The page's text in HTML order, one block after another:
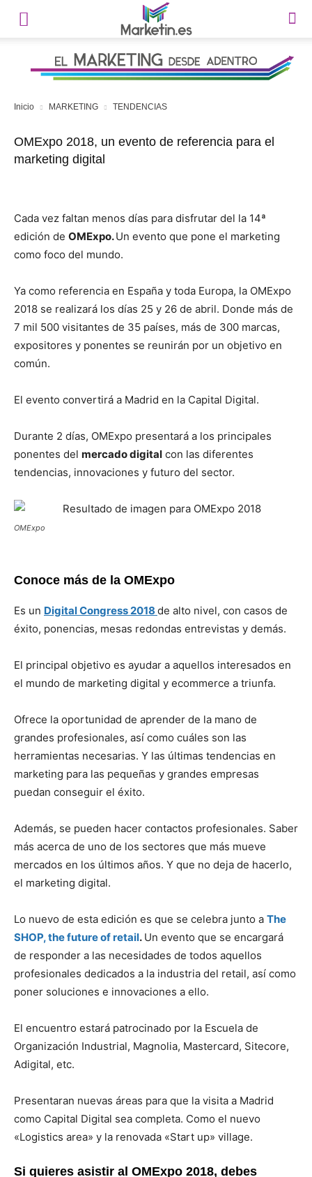
Inicio MARKETING TENDENCIAS
OMExpo 2018, un evento de referencia para el
marketing digital
Cada vez faltan menos días para disfrutar del la 14ª
edición de OMExpo.Un evento que pone el marketing
como foco del mundo.
Ya como referencia en España y toda Europa, la OMExpo
2018 se realizará los días 25 y 26 de abril. Donde más de
7 mil 500 visitantes de 35 países, más de 300 marcas,
expositores y ponentes se reunirán por un objetivo en
común.
El evento convertirá a Madrid en la Capital Digital.
Durante 2 días, OMExpo presentará a los principales
ponentes del mercado digital con las diferentes
tendencias, innovaciones y futuro del sector.
OMExpo
Conoce más de la OMExpo
Es un Digital Congress 2018 de alto nivel, con casos de
éxito, ponencias, mesas redondas entrevistas y demás.
El principal objetivo es ayudar a aquellos interesados en
el mundo de marketing digital y ecommerce a triunfa.
Ofrece la oportunidad de aprender de la mano de
grandes profesionales, así como cuáles son las
herramientas necesarias. Y las últimas tendencias en
marketing para las pequeñas y grandes empresas
puedan conseguir el éxito.
Además, se pueden hacer contactos profesionales. Saber
más acerca de uno de los sectores que más mueve
mercados en los últimos años. Y que no deja de hacerlo,
el marketing digital.
Lo nuevo de esta edición es que se celebra junto a The
SHOP, the future of retail. Un evento que se encargará
de responder a las necesidades de todos aquellos
profesionales dedicados a la industria del retail, así como
poner soluciones e innovaciones a ello.
El encuentro estará patrocinado por la Escuela de
Organización Industrial, Magnolia, Mastercard, Sitecore,
Adigital, etc.
Presentaran nuevas áreas para que la visita a Madrid
como Capital Digital sea completa. Como el nuevo
«Logistics area» y la renovada «Start up» village.
Si quieres asistir al OMExpo 2018, debes